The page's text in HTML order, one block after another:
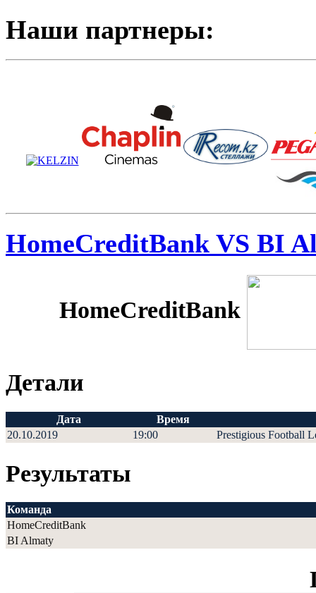
Наши партнеры:
HomeCreditBank VS BI
HomeCreditBank
Детали
Дата
Время
20.10.2019
19:00 Prestigious Football
Результаты
Команда
HomeCreditBank
BI Almaty